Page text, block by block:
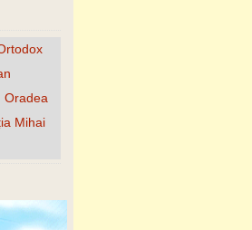
Oradea
Mihai